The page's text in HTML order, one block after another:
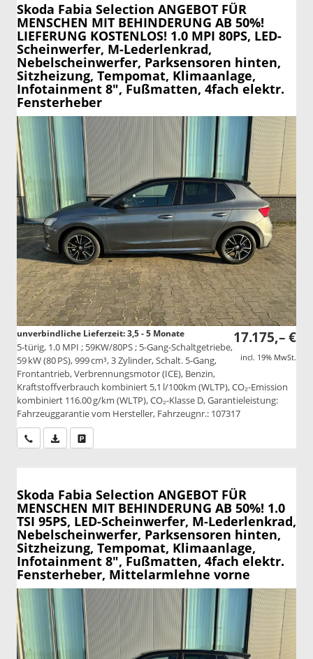
Skoda Fabia Selection ANGEBOT FÜR
MENSCHEN MIT BEHINDERUNG AB 50%!
LIEFERUNG KOSTENLOS! 1.0 MPI 80PS, LED-
Scheinwerfer, M-Lederlenkrad,
Nebelscheinwerfer, Parksensoren hinten,
Sitzheizung, Tempomat, Klimaanlage,
Infotainment 8", Fußmatten, 4fach elektr.
Fensterheber
17.175,– €
incl. 19% MwSt.
unverbindliche Lieferzeit: 3,5 - 5 Monate
5-türig, 1.0 MPI ; 59KW/80PS ; 5-Gang-Schaltgetriebe,
59 kW (80 PS), 999 cm³, 3 Zylinder, Schalt. 5-Gang,
Frontantrieb, Verbrennungsmotor (ICE), Benzin,
Kraftstoffverbrauch kombiniert 5,1 l/100km (WLTP), CO₂-Emission
kombiniert 116.00 g/km (WLTP), CO₂-Klasse D, Garantieleistung:
Fahrzeuggarantie vom Hersteller, Fahrzeugnr.: 107317
Wir rufen Sie anPDF-Datei, Fahrzeugexposé drucken
Skoda Fabia Selection ANGEBOT FÜR
MENSCHEN MIT BEHINDERUNG AB 50%! 1.0
TSI 95PS, LED-Scheinwerfer, M-Lederlenkrad,
Nebelscheinwerfer, Parksensoren hinten,
Sitzheizung, Tempomat, Klimaanlage,
Infotainment 8", Fußmatten, 4fach elektr.
Fensterheber, Mittelarmlehne vorne